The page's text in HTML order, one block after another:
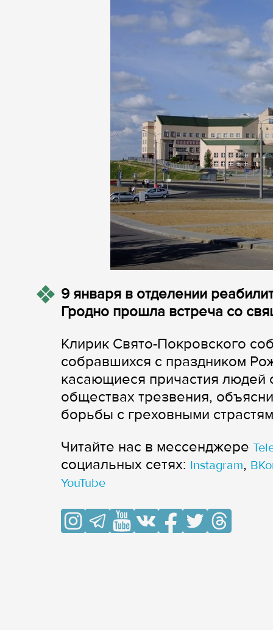
9 января в отделении
Гродно прошла встреча со
Клирик Свято-Покровского
собравшихся с праздником
касающиеся причастия людей
обществах трезвения,
борьбы с греховными
Читайте нас в мессенджере
cоциальных сетях: Instagram,
YouTube